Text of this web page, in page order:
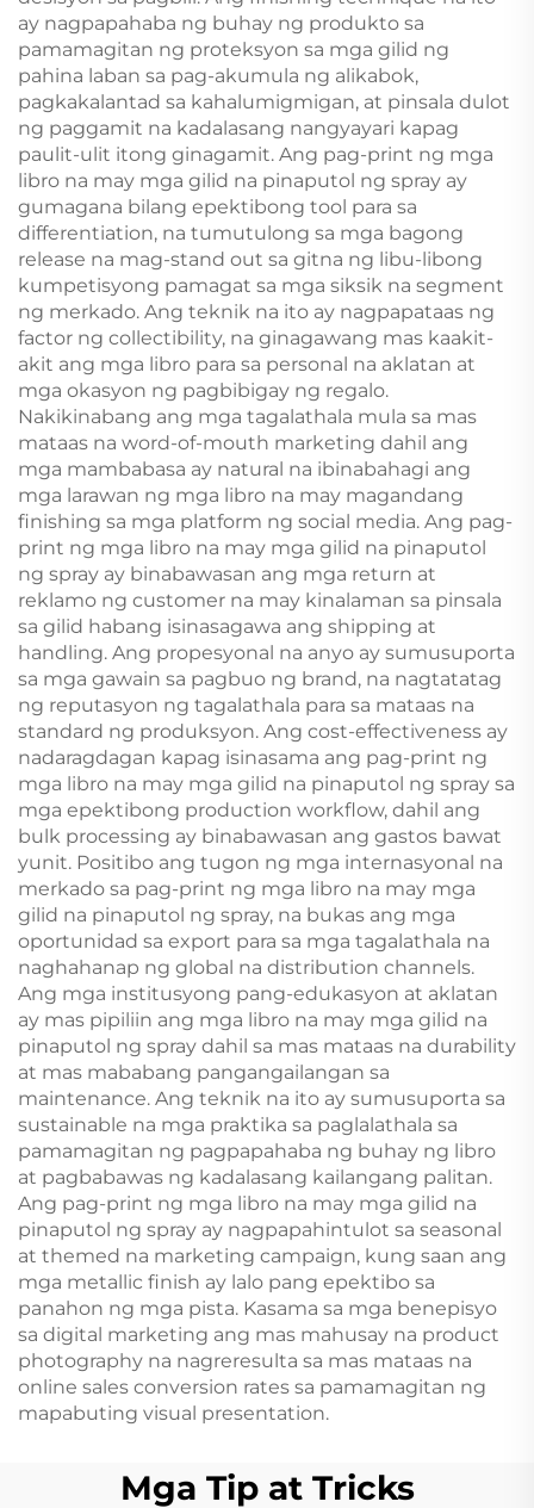
ay nagpapahaba ng buhay ng produkto sa
pamamagitan ng proteksyon sa mga gilid ng
pahina laban sa pag-akumula ng alikabok,
pagkakalantad sa kahalumigmigan, at pinsala dulot
ng paggamit na kadalasang nangyayari kapag
paulit-ulit itong ginagamit. Ang pag-print ng mga
libro na may mga gilid na pinaputol ng spray ay
gumagana bilang epektibong tool para sa
differentiation, na tumutulong sa mga bagong
release na mag-stand out sa gitna ng libu-libong
kumpetisyong pamagat sa mga siksik na segment
ng merkado. Ang teknik na ito ay nagpapataas ng
factor ng collectibility, na ginagawang mas kaakit-
akit ang mga libro para sa personal na aklatan at
mga okasyon ng pagbibigay ng regalo.
Nakikinabang ang mga tagalathala mula sa mas
mataas na word-of-mouth marketing dahil ang
mga mambabasa ay natural na ibinabahagi ang
mga larawan ng mga libro na may magandang
finishing sa mga platform ng social media. Ang pag-
print ng mga libro na may mga gilid na pinaputol
ng spray ay binabawasan ang mga return at
reklamo ng customer na may kinalaman sa pinsala
sa gilid habang isinasagawa ang shipping at
handling. Ang propesyonal na anyo ay sumusuporta
sa mga gawain sa pagbuo ng brand, na nagtatatag
ng reputasyon ng tagalathala para sa mataas na
standard ng produksyon. Ang cost-effectiveness ay
nadaragdagan kapag isinasama ang pag-print ng
mga libro na may mga gilid na pinaputol ng spray sa
mga epektibong production workflow, dahil ang
bulk processing ay binabawasan ang gastos bawat
yunit. Positibo ang tugon ng mga internasyonal na
merkado sa pag-print ng mga libro na may mga
gilid na pinaputol ng spray, na bukas ang mga
oportunidad sa export para sa mga tagalathala na
naghahanap ng global na distribution channels.
Ang mga institusyong pang-edukasyon at aklatan
ay mas pipiliin ang mga libro na may mga gilid na
pinaputol ng spray dahil sa mas mataas na durability
at mas mababang pangangailangan sa
maintenance. Ang teknik na ito ay sumusuporta sa
sustainable na mga praktika sa paglalathala sa
pamamagitan ng pagpapahaba ng buhay ng libro
at pagbabawas ng kadalasang kailangang palitan.
Ang pag-print ng mga libro na may mga gilid na
pinaputol ng spray ay nagpapahintulot sa seasonal
at themed na marketing campaign, kung saan ang
mga metallic finish ay lalo pang epektibo sa
panahon ng mga pista. Kasama sa mga benepisyo
sa digital marketing ang mas mahusay na product
photography na nagreresulta sa mas mataas na
online sales conversion rates sa pamamagitan ng
mapabuting visual presentation.
Mga Tip at Tricks